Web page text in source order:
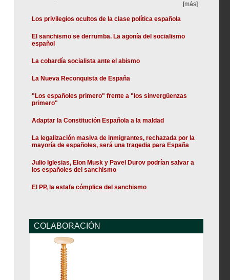
[más]
Los privilegios ocultos de la clase política española
El sanchismo se derrumba. La agonía del socialismo
español
La cobardía socialista ante el abismo
La Nueva Reconquista de España
"Los españoles primero" frente a "los sinvergüenzas
primero"
Adaptar la Constitución Española a la maldad
La legalización masiva de inmigrantes, rechazada por la
mayoría de españoles, será una tragedia para España
Julio Iglesias, Elon Musk y Pavel Durov podrían salvar a
los españoles del sanchismo
El PP, la estafa cómplice del sanchismo
COLABORACIÓN